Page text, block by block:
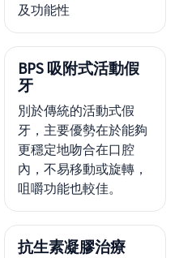
及功能性
BPS 吸附式活動假
牙
別於傳統的活動式假
牙，主要優勢在於能夠
更穩定地吻合在口腔
內，不易移動或旋轉，
咀嚼功能也較佳。
抗生素凝膠治療